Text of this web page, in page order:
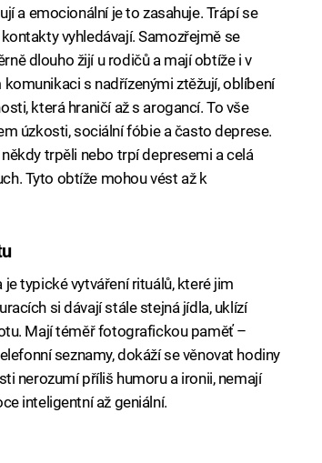
a emocionální je to zasahuje. Trápí se
vyhledávají. Samozřejmě se
dlouho žijí u rodičů a mají obtíže i v
s nadřízenými ztěžují, oblíbení
která hraničí až s arogancí. To vše
úzkosti, sociální fóbie a často deprese.
trpěli nebo trpí depresemi a celá
Tyto obtíže mohou vést až k
typické vytváření rituálů, které jim
si dávají stále stejná jídla, uklízí
Mají téměř fotografickou paměť –
seznamy, dokáží se věnovat hodiny
nerozumí příliš humoru a ironii, nemají
inteligentní až geniální.